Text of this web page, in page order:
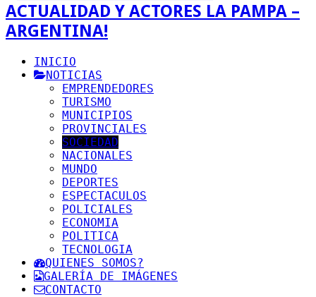
ACTUALIDAD Y ACTORES LA PAMPA –
ARGENTINA!
INICIO
NOTICIAS
EMPRENDEDORES
TURISMO
MUNICIPIOS
PROVINCIALES
SOCIEDAD
NACIONALES
MUNDO
DEPORTES
ESPECTACULOS
POLICIALES
ECONOMIA
POLITICA
TECNOLOGIA
QUIENES SOMOS?
GALERÍA DE IMÁGENES
CONTACTO